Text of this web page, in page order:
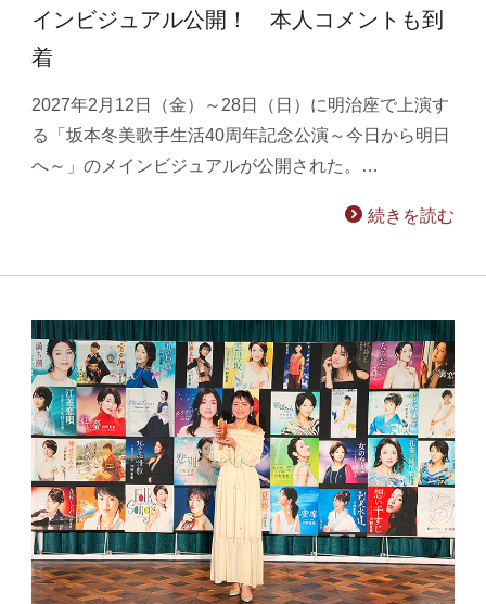
インビジュアル公開！ 本人コメントも到
着
2027年2月12日（金）～28日（日）に明治座で上演す
る「坂本冬美歌手生活40周年記念公演～今日から明日
へ～」のメインビジュアルが公開された。…
続きを読む